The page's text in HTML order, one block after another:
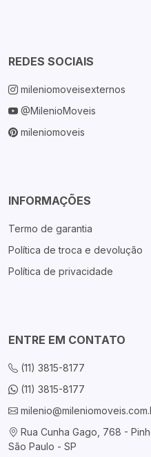
REDES SOCIAIS
mileniomoveisexternos
@MilenioMoveis
mileniomoveis
INFORMAÇÕES
Termo de garantia
Política de troca e devolução
Política de privacidade
ENTRE EM CONTATO
(11) 3815-8177
(11) 3815-8177
Rua Cunha Gago, 768 -
São Paulo - SP